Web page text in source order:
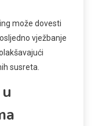
može dovesti
vježbanje
susreta.